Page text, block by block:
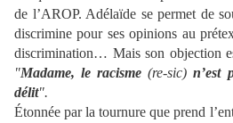
de l’AROP. Adélaïde se permet de
discrimine pour ses opinions au
discrimination… Mais son objection
"Madame, le racisme (re-sic)n’est
délit".
Étonnée par la tournure que prend